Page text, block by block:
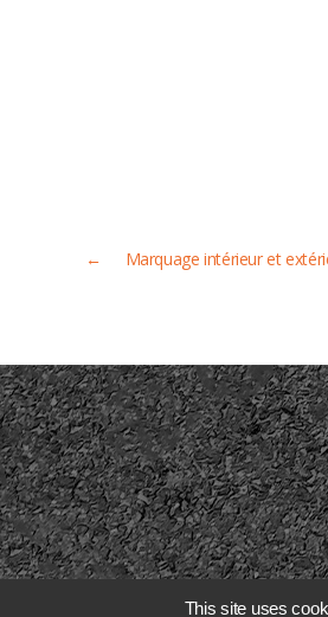
← Marquage intérieur et
This site uses